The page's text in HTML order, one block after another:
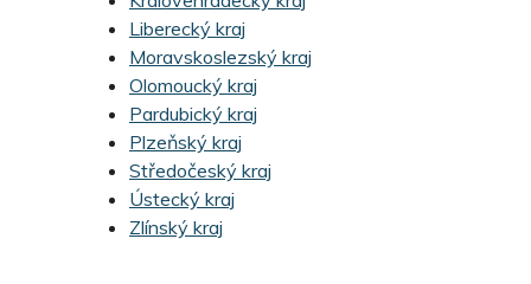
Liberecký kraj
Moravskoslezský kraj
Olomoucký kraj
Pardubický kraj
Plzeňský kraj
Středočeský kraj
Ústecký kraj
Zlínský kraj